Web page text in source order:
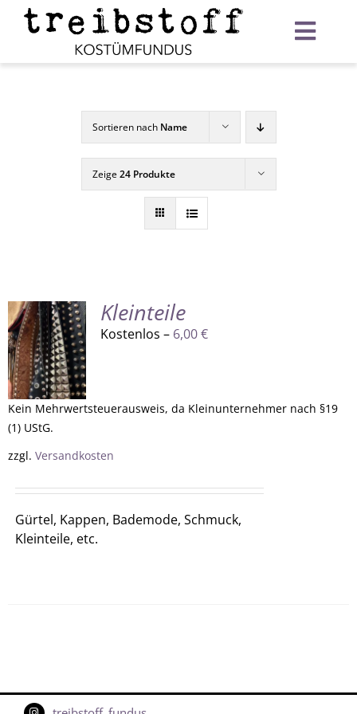
Inhalt
Sortieren nach Name
Zeige 24 Produkte
Kleinteile
Kostenlos – 6,00€
Kein Mehrwertsteuerausweis, da Kleinunternehmer nach §19
(1) UStG.
zzgl. Versandkosten
Gürtel, Kappen, Bademode, Schmuck,
Kleinteile, etc.